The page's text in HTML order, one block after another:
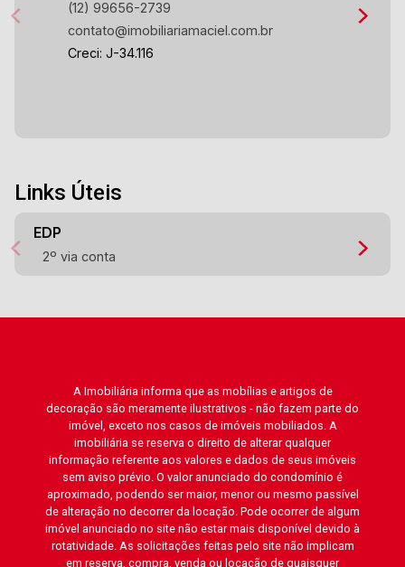
(12) 99656-2739
contato@imobiliariamaciel.com.br
Creci: J-34.116
Links Úteis
EDP
2º via conta
A Imobiliária informa que as mobílias e artigos de
decoração são meramente ilustrativos - não fazem parte do
imóvel, exceto nos casos de imóveis mobiliados. A
imobiliária se reserva o direito de alterar qualquer
informação referente aos valores e dados de seus imóveis
sem aviso prévio. O valor anunciado do condomínio é
aproximado, podendo ser maior, menor ou mesmo passível
de alteração no decorrer da locação. Pode ocorrer de algum
imóvel anunciado no site não estar mais disponível devido à
rotatividade. As solicitações feitas pelo site não implicam
em reserva, compra, venda ou locação de quaisquer